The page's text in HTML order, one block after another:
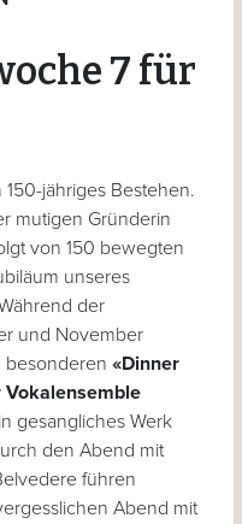
7 für
jähriges Bestehen.
mutigen Gründerin
von 150 bewegten
unseres
der
und November
besonderen «Dinner
Vokalensemble
gesangliches Werk
den Abend mit
führen
Abend mit